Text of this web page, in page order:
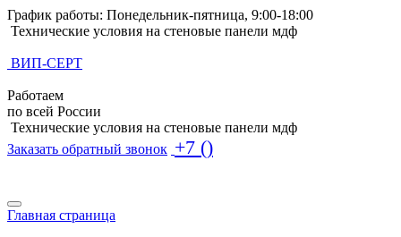
График работы: Понедельник-пятница, 9:00-18:00
Технические условия на cтеновые панели мдф
ВИП-СЕРТ
Работаем
по всей России
Технические условия на cтеновые панели мдф
Заказать обратный звонок +7 ()
Главная страница